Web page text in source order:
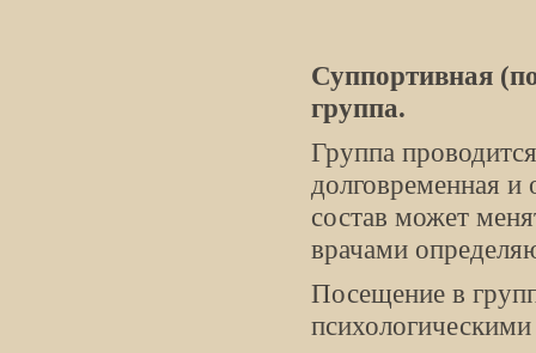
Суппортивная
группа.
Группа
долговременная и
состав может
врачами
Посещение в